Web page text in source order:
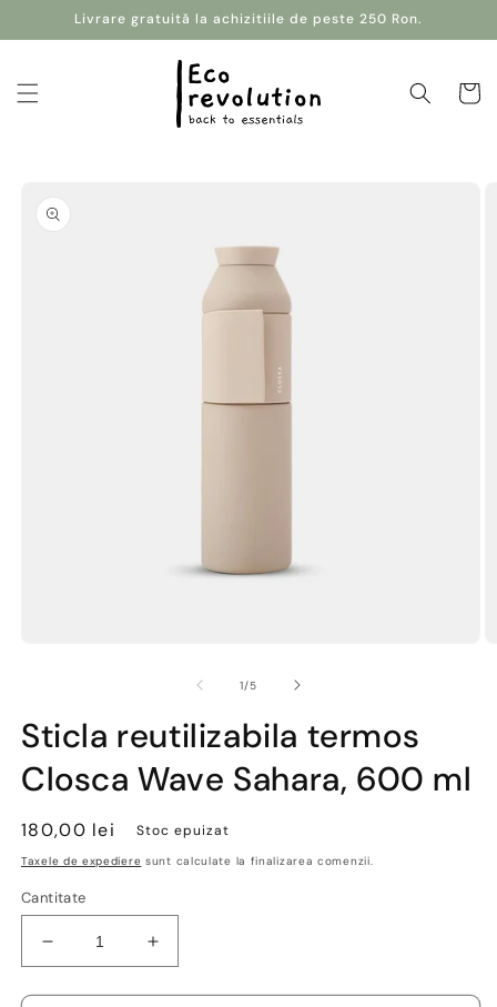
Salt la
conținut
Livrare gratuită la achizitiile de peste 250 Ron.
Coș
despre
produs
o
fereastră
modală
1/din
5
Sticla reutilizabila termos
Closca Wave Sahara, 600 ml
Preț
obișnuit
180,00 lei Stoc epuizat
Taxele de expediere sunt calculate la finalizarea comenzii.
Cantitate
Reduceți
cantitatea
pentru
Creșteți
cantitatea
pentru